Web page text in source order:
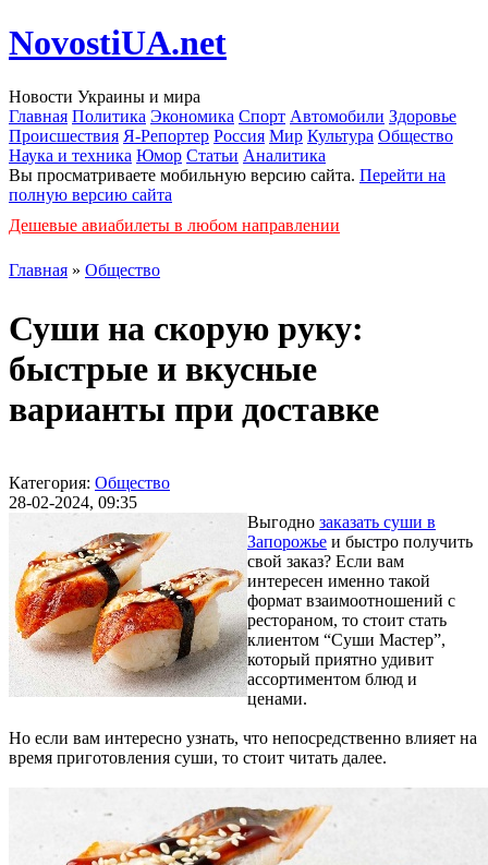
NovostiUA.net
Новости Украины и мира
Главная Политика Экономика Спорт Автомобили Здоровье
Происшествия Я-Репортер Россия Мир Культура Общество
Наука и техника Юмор Статьи Аналитика
Вы просматриваете мобильную версию сайта. Перейти на
полную версию сайта
Дешевые авиабилеты в любом направлении
Главная » Общество
Суши на скорую руку:
быстрые и вкусные
варианты при доставке
Категория: Общество
28-02-2024, 09:35
Выгодно заказать суши в
Запорожье и быстро получить
свой заказ? Если вам
интересен именно такой
формат взаимоотношений с
рестораном, то стоит стать
клиентом “Суши Мастер”,
который приятно удивит
ассортиментом блюд и
ценами.
Но если вам интересно узнать, что непосредственно влияет на
время приготовления суши, то стоит читать далее.